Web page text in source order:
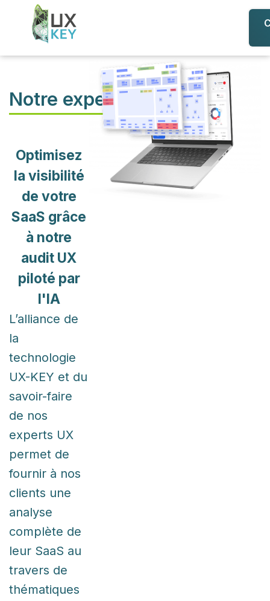
Notre expertise
Optimisez
la visibilité
de votre
SaaS grâce
à notre
audit UX
piloté par
l'IA
L’alliance de
la
technologie
UX-KEY et du
savoir-faire
de nos
experts UX
permet de
fournir à nos
clients une
analyse
complète de
leur SaaS au
travers de
thématiques